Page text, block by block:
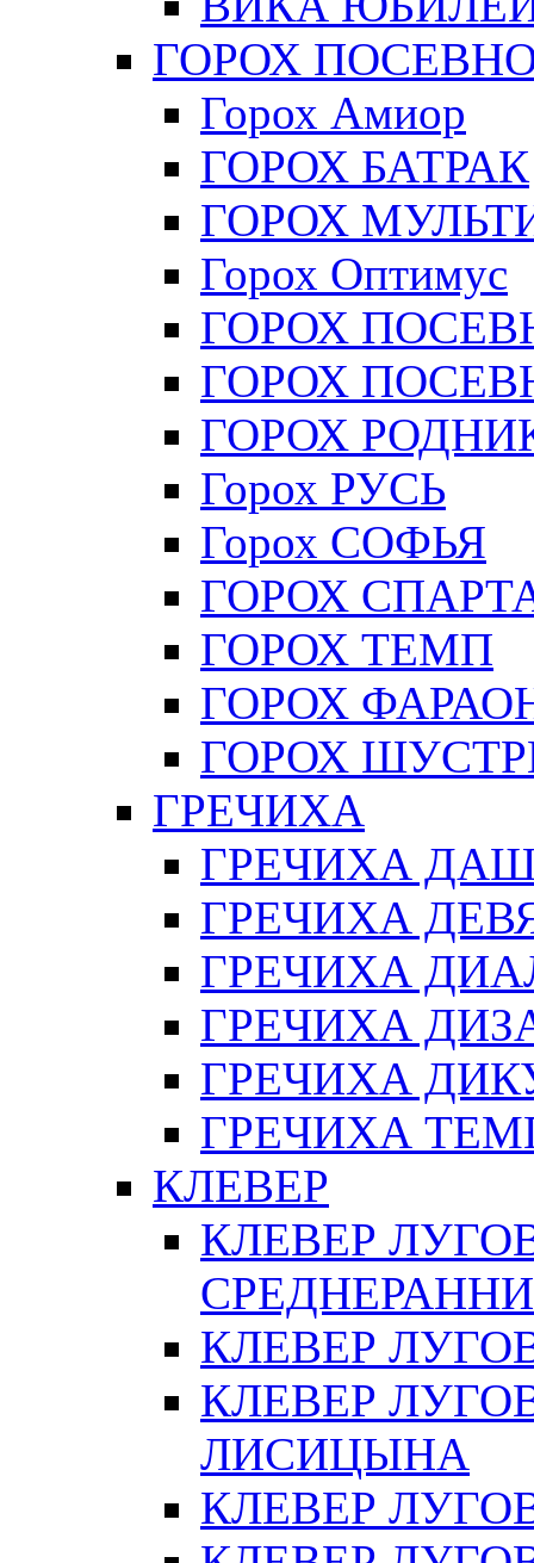
ГОРОХ
Горох Амиор
ГОРОХ БАТРАК
ГОРОХ
Горох Оптимус
ГОРОХ
ГОРОХ
ГОРОХ
Горох РУСЬ
Горох СОФЬЯ
ГОРОХ
ГОРОХ ТЕМП
ГОРОХ
ГОРОХ
ГРЕЧИХА
ГРЕЧИХА
ГРЕЧИХА
ГРЕЧИХА
ГРЕЧИХА
ГРЕЧИХА
ГРЕЧИХА
КЛЕВЕР
КЛЕВЕР
КЛЕВЕР
КЛЕВЕР
ЛИСИЦЫНА
КЛЕВЕР